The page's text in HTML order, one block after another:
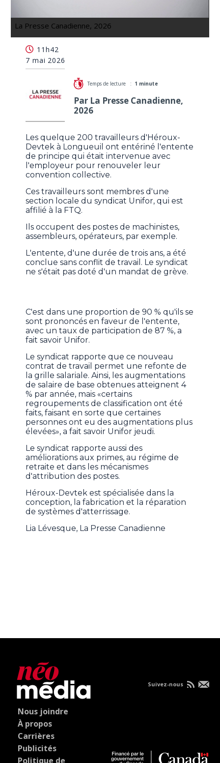
La Presse Canadienne, 2026
Les syndiqués d'Unifor chez Héroux-Devtek
entérinent leur entente
11h42
7 mai 2026
Temps de lecture : 1 minute
Par La Presse Canadienne,
2026
Les quelque 200 travailleurs d'Héroux-
Devtek à Longueuil ont entériné l'entente
de principe qui était intervenue avec
l'employeur pour renouveler leur
convention collective.
Ces travailleurs sont membres d'une
section locale du syndicat Unifor, qui est
affilié à la FTQ.
Ils occupent des postes de machinistes,
assembleurs, opérateurs, par exemple.
L'entente, d'une durée de trois ans, a été
conclue sans conflit de travail. Le syndicat
ne s'était pas doté d'un mandat de grève.
C'est dans une proportion de 90 % qu'ils se
sont prononcés en faveur de l'entente,
avec un taux de participation de 87 %, a
fait savoir Unifor.
Le syndicat rapporte que ce nouveau
contrat de travail permet une refonte de
la grille salariale. Ainsi, les augmentations
de salaire de base obtenues atteignent 4
% par année, mais «certains
regroupements de classification ont été
faits, faisant en sorte que certaines
personnes ont eu des augmentations plus
élevées», a fait savoir Unifor jeudi.
Le syndicat rapporte aussi des
améliorations aux primes, au régime de
retraite et dans les mécanismes
d'attribution des postes.
Héroux-Devtek est spécialisée dans la
conception, la fabrication et la réparation
de systèmes d'atterrissage.
Lia Lévesque, La Presse Canadienne
Nous joindre
À propos
Carrières
Publicités
Politique de
Suivez-nous